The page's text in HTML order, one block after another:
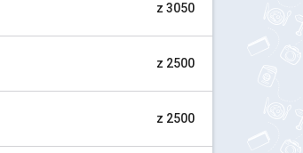
z 3050
z 2500
z 2500